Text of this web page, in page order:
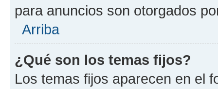
para anuncios son otorgados
Arriba
¿Qué son los temas fijos?
Los temas fijos aparecen en el